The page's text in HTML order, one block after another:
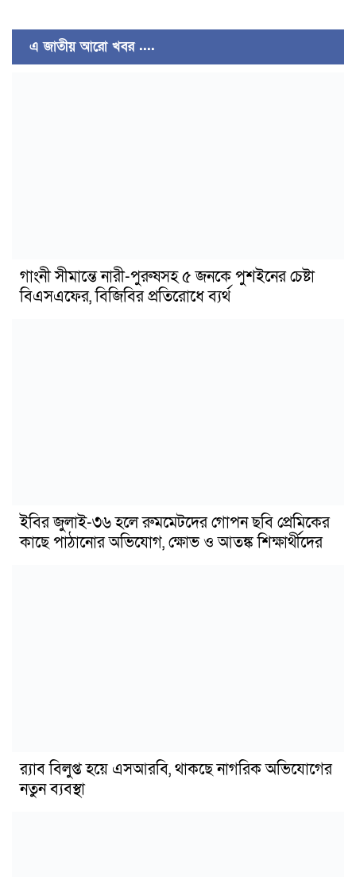
এ জাতীয় আরো খবর ....
গাংনী সীমান্তে নারী-পুরুষসহ ৫ জনকে পুশইনের চেষ্টা
বিএসএফের, বিজিবির প্রতিরোধে ব্যর্থ
ইবির জুলাই-৩৬ হলে রুমমেটদের গোপন ছবি প্রেমিকের
কাছে পাঠানোর অভিযোগ, ক্ষোভ ও আতঙ্ক শিক্ষার্থীদের
র‍্যাব বিলুপ্ত হয়ে এসআরবি, থাকছে নাগরিক অভিযোগের
নতুন ব্যবস্থা